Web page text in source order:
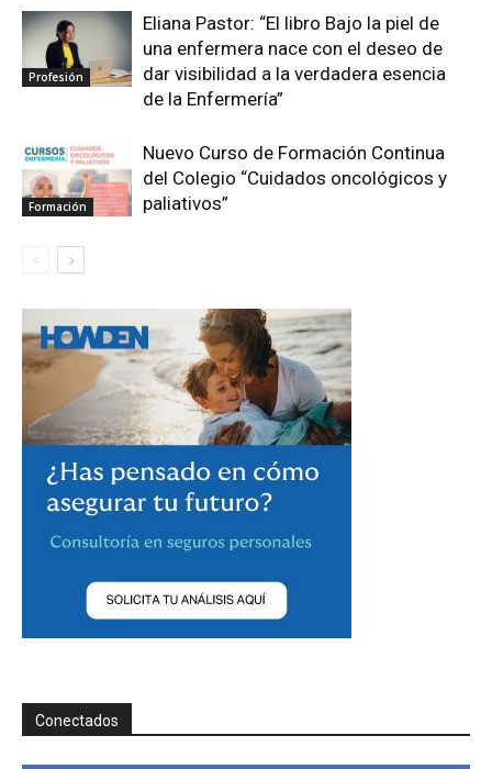
Profesión
Eliana Pastor: “El libro Bajo la piel de
una enfermera nace con el deseo de
dar visibilidad a la verdadera esencia
de la Enfermería”
Formación
Nuevo Curso de Formación Continua
del Colegio “Cuidados oncológicos y
paliativos”
Conectados